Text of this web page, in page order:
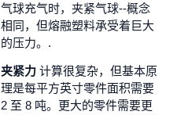
气球充气时，夹紧气球--概念
相同，但熔融塑料承受着巨大
的压力。.
夹紧力 计算很复杂，但基本原
理是每平方英寸零件面积需要
2 至 8 吨。更大的零件需要更